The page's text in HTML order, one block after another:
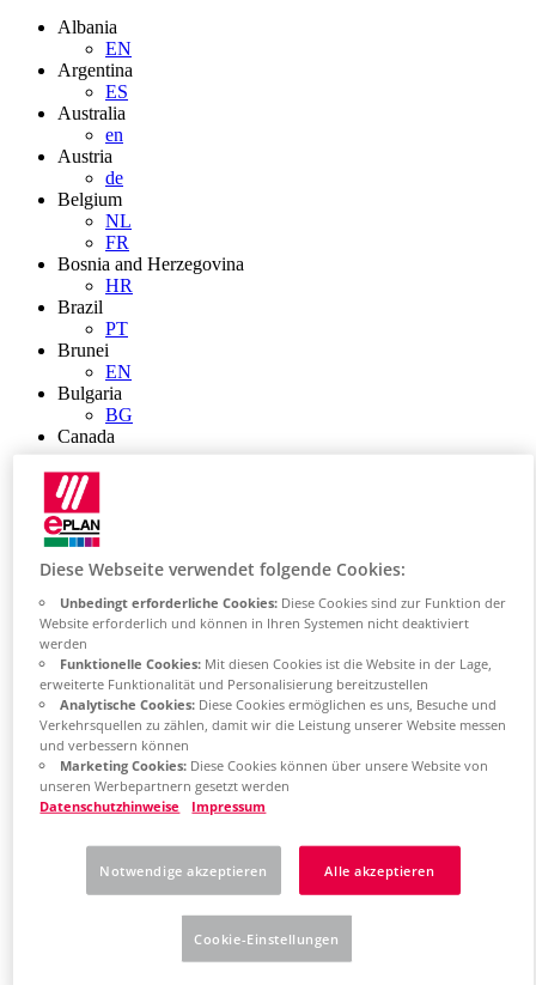
Albania
EN
Argentina
ES
Australia
en
Austria
de
Belgium
NL
FR
Bosnia and Herzegovina
HR
Brazil
PT
Brunei
EN
Bulgaria
BG
Canada
Chile
China
ZH
China Taiwan
EN
Colombia
ES
Croatia
HR
Czech Republic
CZ
Denmark
DK
FI
France
Diese Webseite verwendet folgende Cookies:
Unbedingt erforderliche Cookies:Diese Cookies sind zur Funktion der
Website erforderlich und können in Ihren Systemen nicht deaktiviert
werden
Funktionelle Cookies:Mit diesen Cookies ist die Website in der Lage,
erweiterte Funktionalität und Personalisierung bereitzustellen
Analytische Cookies:Diese Cookies ermöglichen es uns, Besuche und
Verkehrsquellen zu zählen, damit wir die Leistung unserer Website messen
und verbessern können
Marketing Cookies:Diese Cookies können über unsere Website von
unseren Werbepartnern gesetzt werden
Datenschutzhinweise
Impressum
Notwendige akzeptieren Alle akzeptieren
Cookie-Einstellungen